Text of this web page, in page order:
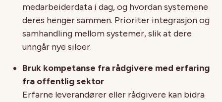
medarbeiderdata i dag, og hvordan systemene
deres henger sammen. Prioriter integrasjon og
samhandling mellom systemer, slik at dere
unngår nye siloer.
Bruk kompetanse fra rådgivere med erfaring
fra offentlig sektor
Erfarne leverandører eller rådgivere kan bidra